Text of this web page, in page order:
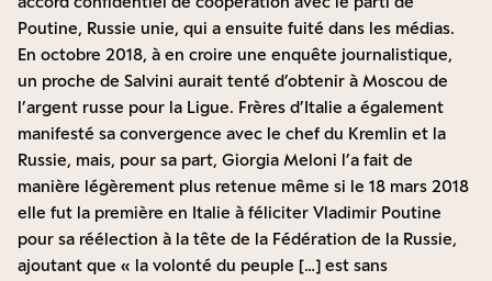
Poutine, Russie unie, qui a ensuite fuité dans les médias.
En octobre 2018, à en croire une enquête journalistique,
un proche de Salvini aurait tenté d’obtenir à Moscou de
l’argent russe pour la Ligue. Frères d’Italie a également
manifesté sa convergence avec le chef du Kremlin et la
Russie, mais, pour sa part, Giorgia Meloni l’a fait de
manière légèrement plus retenue même si le 18 mars 2018
elle fut la première en Italie à féliciter Vladimir Poutine
pour sa réélection à la tête de la Fédération de la Russie,
ajoutant que « la volonté du peuple […] est sans